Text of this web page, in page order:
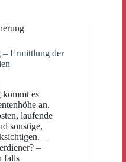
– Ermittlung der
kommt es
an.
laufende
sonstige,
–
–
falls